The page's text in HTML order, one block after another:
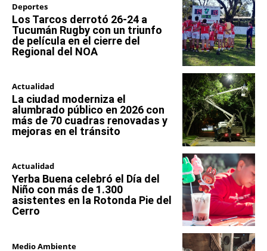
Deportes
Los Tarcos derrotó 26-24 a
Tucumán Rugby con un triunfo
de película en el cierre del
Regional del NOA
Actualidad
La ciudad moderniza el
alumbrado público en 2026 con
más de 70 cuadras renovadas y
mejoras en el tránsito
Actualidad
Yerba Buena celebró el Día del
Niño con más de 1.300
asistentes en la Rotonda Pie del
Cerro
Medio Ambiente